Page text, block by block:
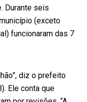
Durante seis
(exceto
funcionaram das 7
diz o prefeito
Ele conta que